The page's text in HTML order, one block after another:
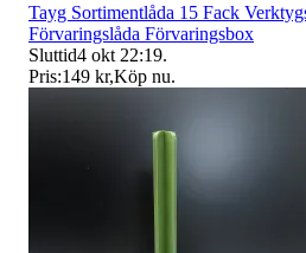
Tayg Sortimentlåda 15 Fack
Förvaringslåda Förvaringsbox
Sluttid4 okt 22:19.
Pris:149 kr,Köp nu.